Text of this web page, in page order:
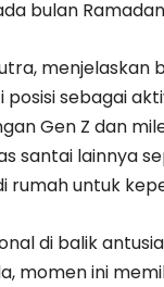
bulan
sebagai
Gen Z dan
santai lainnya
rumah untuk
di balik
momen ini